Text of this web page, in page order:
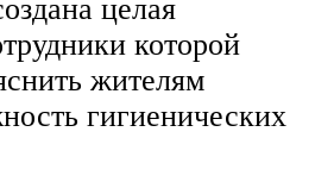
целая
которой
жителям
гигиенических